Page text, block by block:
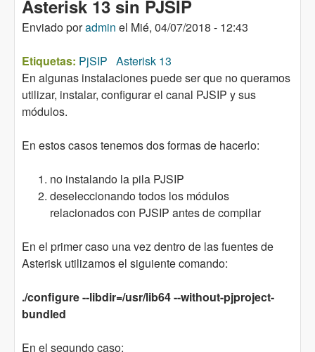
Asterisk 13 sin PJSIP
Enviado poradmin el Mié, 04/07/2018 - 12:43
Etiquetas: PjSIP Asterisk 13
En algunas instalaciones puede ser que no queramos
utilizar, instalar, configurar el canal PJSIP y sus
módulos.
En estos casos tenemos dos formas de hacerlo:
no instalando la pila PJSIP
deseleccionando todos los módulos
relacionados con PJSIP antes de compilar
En el primer caso una vez dentro de las fuentes de
Asterisk utilizamos el siguiente comando:
./configure --libdir=/usr/lib64 --without-pjproject-
bundled
En el segundo caso: